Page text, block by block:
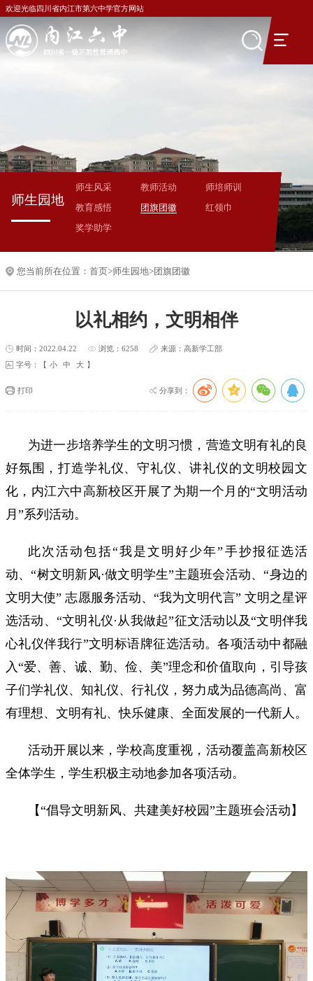
欢迎光临四川省内江市第六中学官方网站
您当前所在位置： 首页>师生园地>团旗团徽
师生园地
师生风采 教师活动 师培师训
教育感悟 团旗团徽 红领巾
奖学助学
以礼相约，文明相伴
时间：2022.04.22 浏览：6258
来源：高新学工部
字号：【 小 中 大 】
打印 分享到：
为进一步培养学生的文明习惯，营造文明有礼的良
好氛围，打造学礼仪、守礼仪、讲礼仪的文明校园文
化，内江六中高新校区开展了为期一个月的“文明活动
月”系列活动。
此次活动包括“我是文明好少年”手抄报征选活
动、“树文明新风·做文明学生”主题班会活动、“身边的
文明大使” 志愿服务活动、“我为文明代言” 文明之星评
选活动、“文明礼仪·从我做起”征文活动以及“文明伴我
心礼仪伴我行”文明标语牌征选活动。各项活动中都融
入“爱、善、诚、勤、俭、美”理念和价值取向，引导孩
子们学礼仪、知礼仪、行礼仪，努力成为品德高尚、富
有理想、文明有礼、快乐健康、全面发展的一代新人。
活动开展以来，学校高度重视，活动覆盖高新校区
全体学生，学生积极主动地参加各项活动。
【“倡导文明新风、共建美好校园”主题班会活动】